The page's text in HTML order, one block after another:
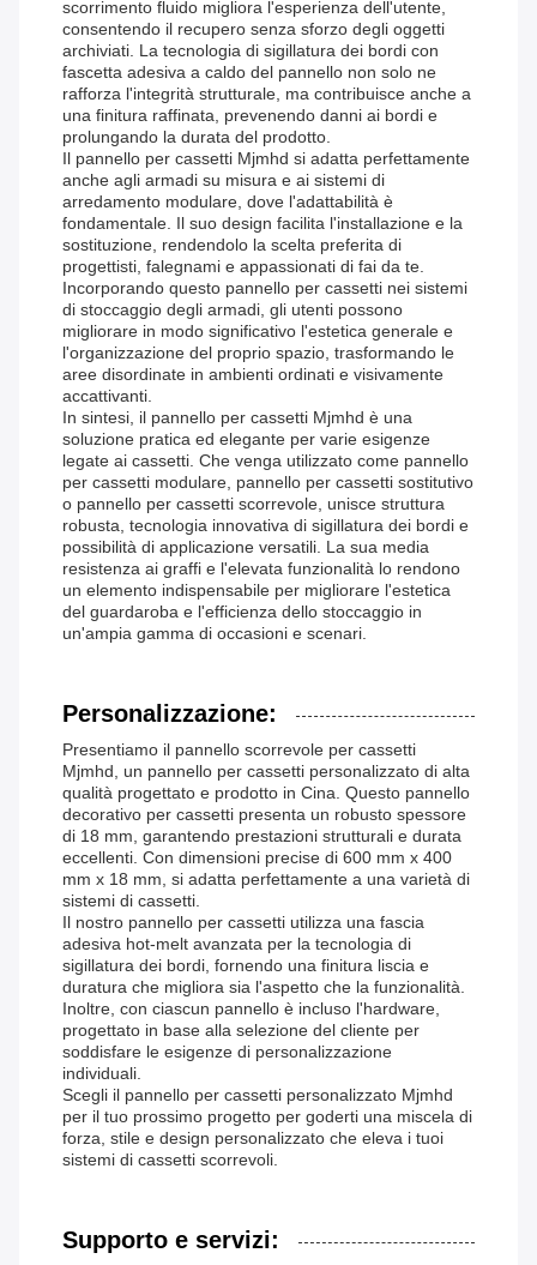
scorrimento fluido migliora l'esperienza dell'utente,
consentendo il recupero senza sforzo degli oggetti
archiviati. La tecnologia di sigillatura dei bordi con
fascetta adesiva a caldo del pannello non solo ne
rafforza l'integrità strutturale, ma contribuisce anche a
una finitura raffinata, prevenendo danni ai bordi e
prolungando la durata del prodotto.
Il pannello per cassetti Mjmhd si adatta perfettamente
anche agli armadi su misura e ai sistemi di
arredamento modulare, dove l'adattabilità è
fondamentale. Il suo design facilita l'installazione e la
sostituzione, rendendolo la scelta preferita di
progettisti, falegnami e appassionati di fai da te.
Incorporando questo pannello per cassetti nei sistemi
di stoccaggio degli armadi, gli utenti possono
migliorare in modo significativo l'estetica generale e
l'organizzazione del proprio spazio, trasformando le
aree disordinate in ambienti ordinati e visivamente
accattivanti.
In sintesi, il pannello per cassetti Mjmhd è una
soluzione pratica ed elegante per varie esigenze
legate ai cassetti. Che venga utilizzato come pannello
per cassetti modulare, pannello per cassetti sostitutivo
o pannello per cassetti scorrevole, unisce struttura
robusta, tecnologia innovativa di sigillatura dei bordi e
possibilità di applicazione versatili. La sua media
resistenza ai graffi e l'elevata funzionalità lo rendono
un elemento indispensabile per migliorare l'estetica
del guardaroba e l'efficienza dello stoccaggio in
un'ampia gamma di occasioni e scenari.
Personalizzazione:
Presentiamo il pannello scorrevole per cassetti
Mjmhd, un pannello per cassetti personalizzato di alta
qualità progettato e prodotto in Cina. Questo pannello
decorativo per cassetti presenta un robusto spessore
di 18 mm, garantendo prestazioni strutturali e durata
eccellenti. Con dimensioni precise di 600 mm x 400
mm x 18 mm, si adatta perfettamente a una varietà di
sistemi di cassetti.
Il nostro pannello per cassetti utilizza una fascia
adesiva hot-melt avanzata per la tecnologia di
sigillatura dei bordi, fornendo una finitura liscia e
duratura che migliora sia l'aspetto che la funzionalità.
Inoltre, con ciascun pannello è incluso l'hardware,
progettato in base alla selezione del cliente per
soddisfare le esigenze di personalizzazione
individuali.
Scegli il pannello per cassetti personalizzato Mjmhd
per il tuo prossimo progetto per goderti una miscela di
forza, stile e design personalizzato che eleva i tuoi
sistemi di cassetti scorrevoli.
Supporto e servizi: